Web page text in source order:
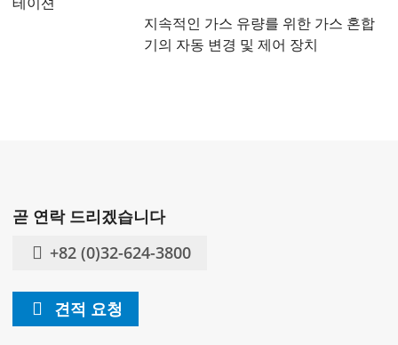
지속적인 가스 유량를 위한 가스 혼합
기의 자동 변경 및 제어 장치
곧 연락 드리겠습니다
+82 (0)32-624-3800
견적 요청